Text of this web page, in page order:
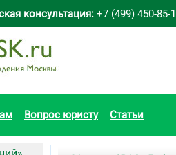
консультация: +7 (499) 450-85-
Вопрос юристу Статьи